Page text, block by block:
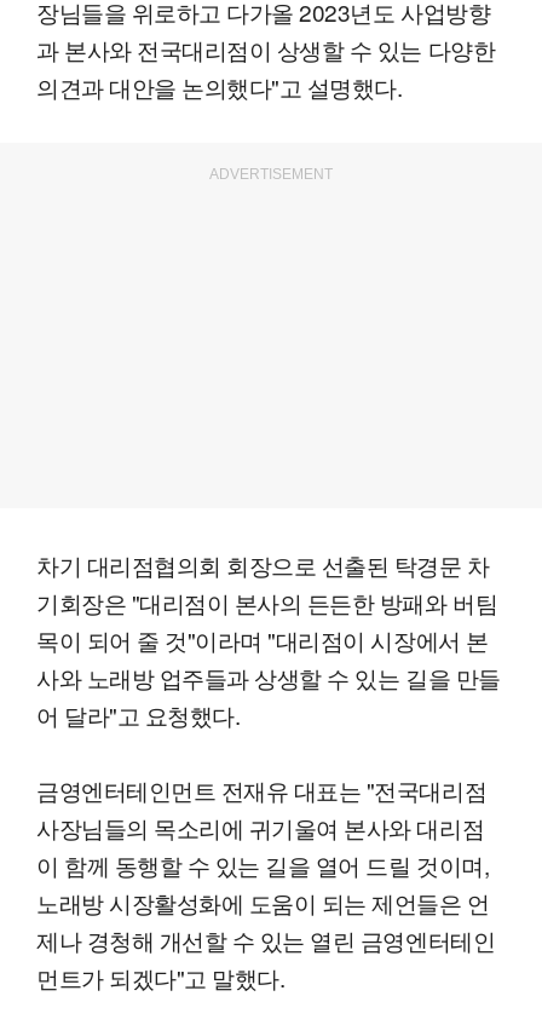
장님들을 위로하고 다가올 2023년도 사업방향
과 본사와 전국대리점이 상생할 수 있는 다양한
의견과 대안을 논의했다"고 설명했다.
ADVERTISEMENT
차기 대리점협의회 회장으로 선출된 탁경문 차
기회장은 "대리점이 본사의 든든한 방패와 버팀
목이 되어 줄 것"이라며 "대리점이 시장에서 본
사와 노래방 업주들과 상생할 수 있는 길을 만들
어 달라"고 요청했다.
금영엔터테인먼트 전재유 대표는 "전국대리점
사장님들의 목소리에 귀기울여 본사와 대리점
이 함께 동행할 수 있는 길을 열어 드릴 것이며,
노래방 시장활성화에 도움이 되는 제언들은 언
제나 경청해 개선할 수 있는 열린 금영엔터테인
먼트가 되겠다"고 말했다.